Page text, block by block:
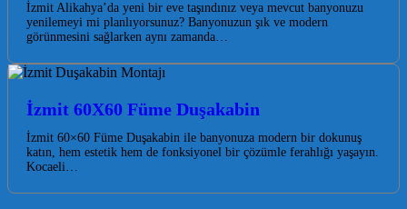
İzmit Alikahya’da yeni bir eve taşındınız veya mevcut banyonuzu
yenilemeyi mi planlıyorsunuz? Banyonuzun şık ve modern
görünmesini sağlarken aynı zamanda…
İzmit 60X60 Füme Duşakabin
İzmit 60×60 Füme Duşakabin ile banyonuza modern bir dokunuş
katın, hem estetik hem de fonksiyonel bir çözümle ferahlığı yaşayın.
Kocaeli…